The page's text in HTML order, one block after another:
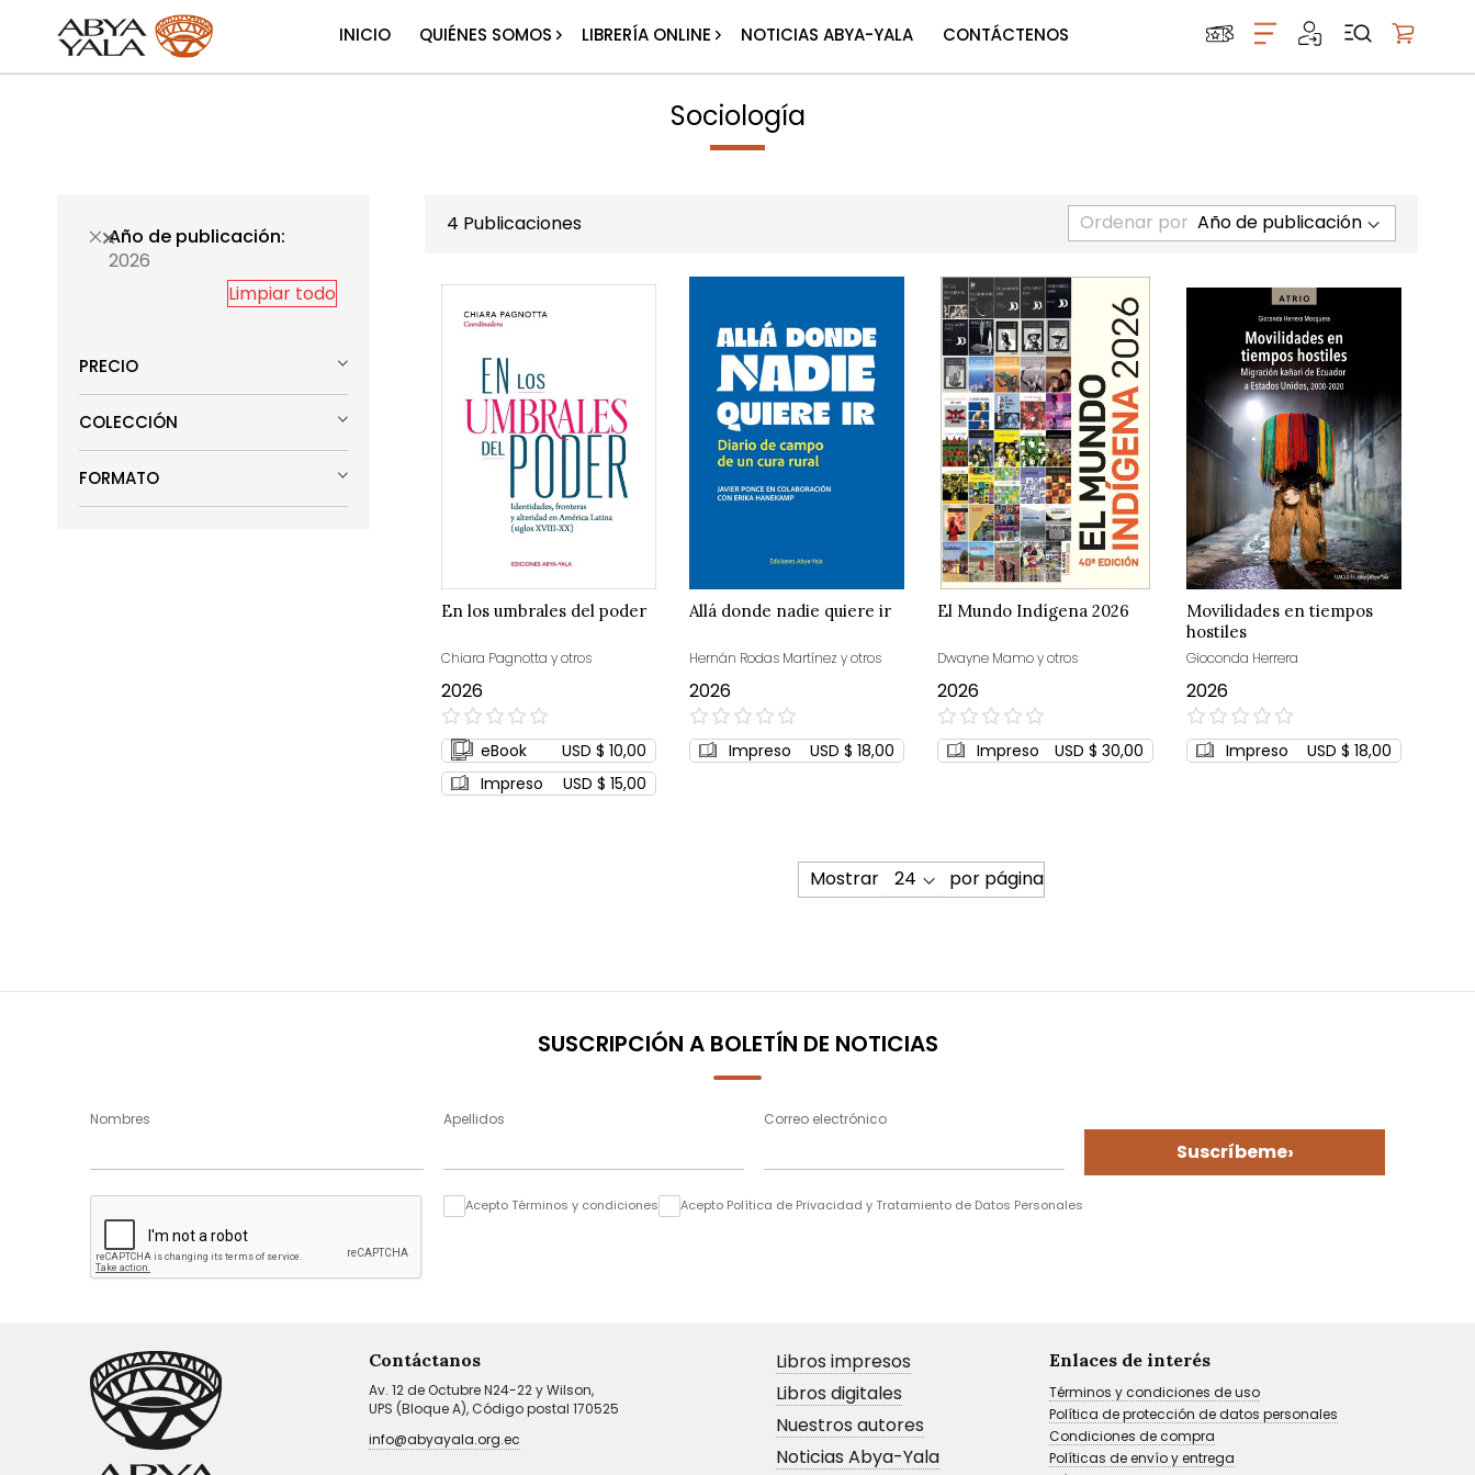
INICIO QUIÉNES SOMOS LIBRERÍA ONLINE NOTICIAS ABYA-YALA CONTÁCTENOS
Sociología
4 Publicaciones Ordenar por
En los umbrales del poder
Chiara Pagnotta y otros
2026
0%
eBook
USD $ 10,00
Impreso
USD $ 15,00
Allá donde nadie quiere ir
Hernán Rodas Martínez y otros
2026
0%
Impreso USD $ 18,00
El Mundo Indígena 2026
Dwayne Mamo y otros
2026
0%
Impreso USD $ 30,00
Movilidades en tiempos
hostiles
Gioconda Herrera
2026
0%
Impreso USD $ 18,00
Mostrar por página
Año de publicación
2026
Limpiar todo
PRECIO
COLECCIÓN
FORMATO
SUSCRIPCIÓN A BOLETÍN DE NOTICIAS
Nombres Apellidos Correo electrónico
Suscríbeme›
Acepto Términos y condiciones Acepto Política de Privacidad y Tratamiento de Datos Personales
Contáctanos
Av. 12 de Octubre N24-22 y Wilson,
UPS (Bloque A), Código postal 170525
info@abyayala.org.ec
Libros impresos
Libros digitales
Nuestros autores
Noticias Abya-Yala
Enlaces de interés
Términos y condiciones de uso
Política de protección de datos personales
Condiciones de compra
Políticas de envío y entrega